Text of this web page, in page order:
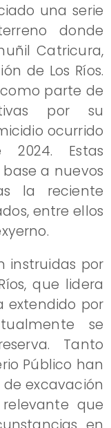
una serie
donde
Catricura,
de Los Ríos.
parte de
por su
ocurrido
Estas
a nuevos
la reciente
entre ellos
instruidas por
que lidera
extendido por
se
Tanto
Público han
excavación
que